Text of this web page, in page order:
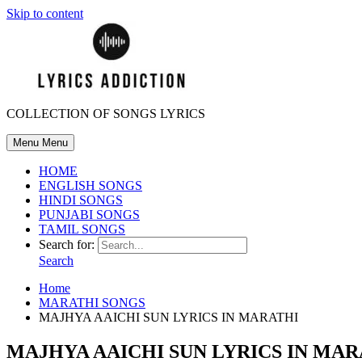
Skip to content
COLLECTION OF SONGS LYRICS
Menu Menu
HOME
ENGLISH SONGS
HINDI SONGS
PUNJABI SONGS
TAMIL SONGS
Search for:
Search
Home
MARATHI SONGS
MAJHYA AAICHI SUN LYRICS IN MARATHI
MAJHYA AAICHI SUN LYRICS IN